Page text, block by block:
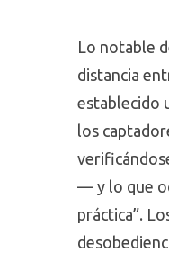
Lo notable
distancia
establecido
los
— y lo que
práctica”.